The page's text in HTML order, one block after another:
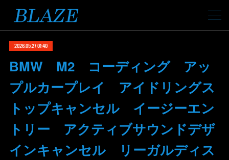
2026.05.27 01:40
BMW M2 コーディング アッ
プルカープレイ アイドリングス
トップキャンセル イージーエン
トリー アクティブサウンドデザ
インキャンセル リーガルディス